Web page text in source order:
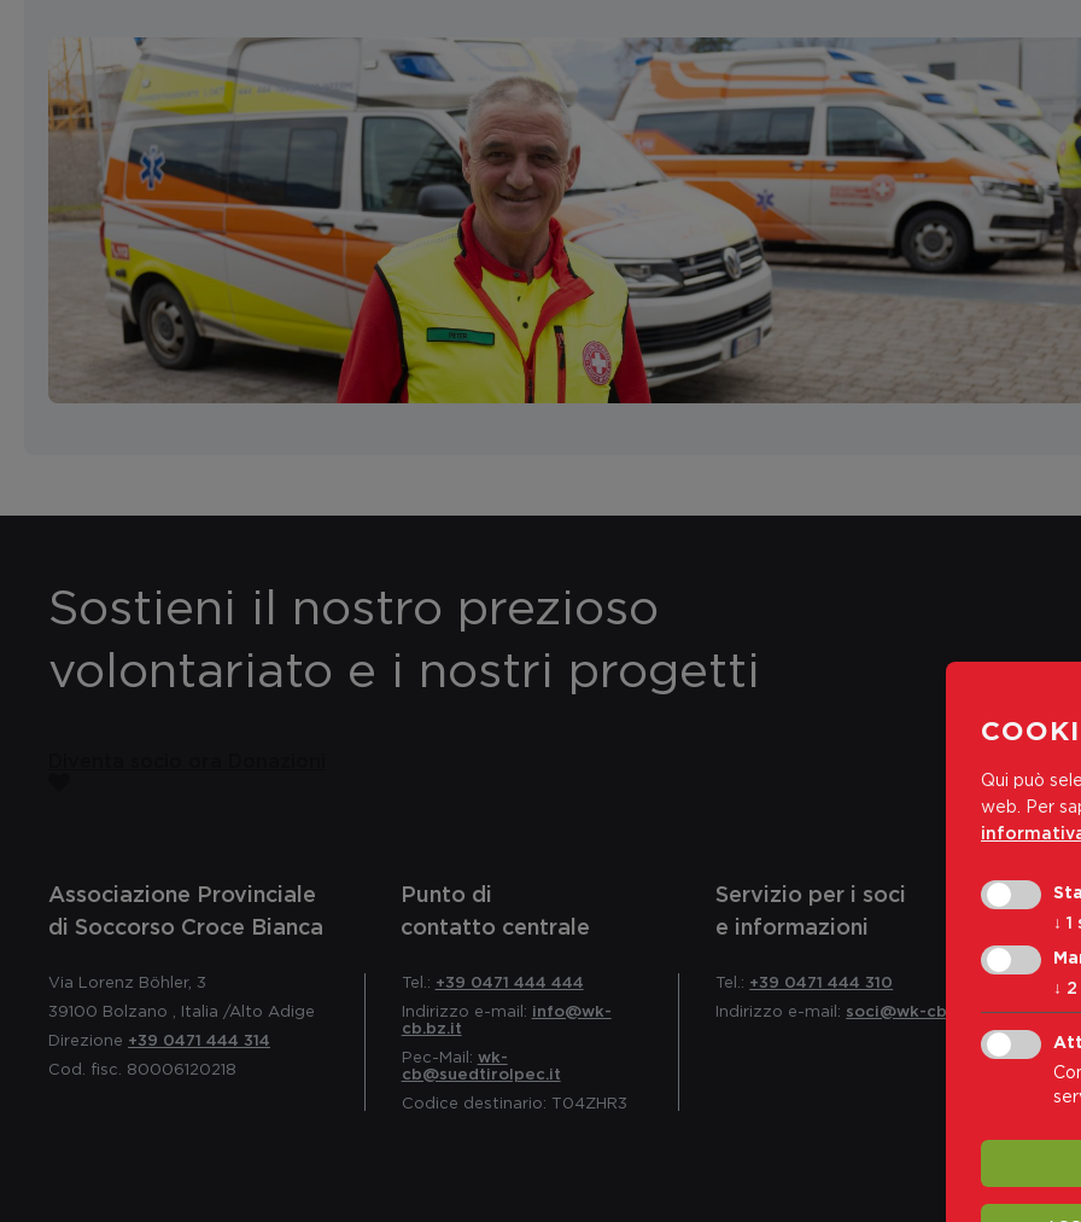
Sostieni il nostro prezioso
volontariato e i nostri progetti
Associazione Provinciale
di Soccorso Croce Bianca
Via Lorenz Böhler, 3
39100 Bolzano Italia /Alto Adige
Direzione +39 0471 444 314
Cod. fisc. 80006120218
Punto di
contatto centrale
Tel.: +39 0471 444 444
Indirizzo e-mail: info@wk-
cb.bz.it
Pec-Mail: wk-
cb@suedtirolpec.it
Codice destinario: T04ZHR3
Servizio per i soci
e informazioni
Tel.: +39 0471 444 310
Indirizzo e-mail: soci@wk-cb.bz.it
Qui può
web. Per
↓ 1
↓ 2